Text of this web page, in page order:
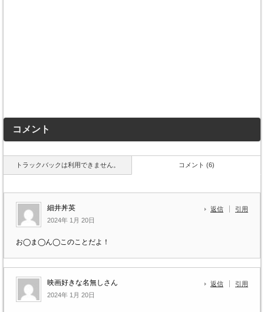
コメント
トラックバックは利用できません。 コメント (6)
細井丼英
2024年 1月 20日
返信 引用
お◯ま◯ん◯このことだよ！
映画好きな名無しさん
2024年 1月 20日
返信 引用